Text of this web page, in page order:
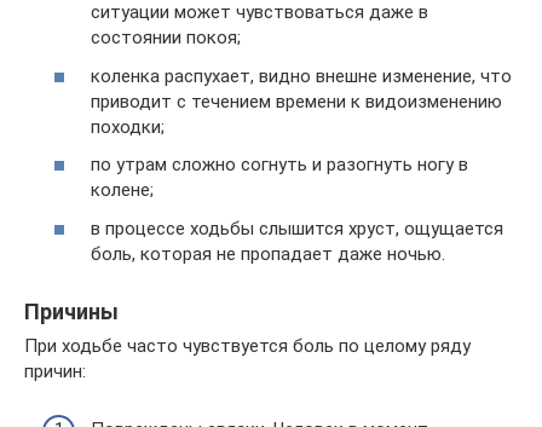
ситуации может чувствоваться даже в
состоянии покоя;
коленка распухает, видно внешне изменение, что
приводит с течением времени к видоизменению
походки;
по утрам сложно согнуть и разогнуть ногу в
колене;
в процессе ходьбы слышится хруст, ощущается
боль, которая не пропадает даже ночью.
Причины
При ходьбе часто чувствуется боль по целому ряду
причин: